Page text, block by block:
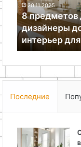
своими
руками
10.05.2026
Как сделать
плафон из
руками
Последние